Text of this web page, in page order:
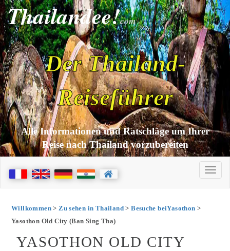
Thailandee!com
Der Thailand-
Reiseführer
Alle Informationen und Ratschläge um Ihrer
Reise nach Thailand vorzubereiten
Willkommen>Zu sehen in Thailand>Besuche beiYasothon >
Yasothon Old City (Ban Sing Tha)
YASOTHON OLD CITY